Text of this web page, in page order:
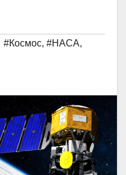
#Космос, #НАСА,